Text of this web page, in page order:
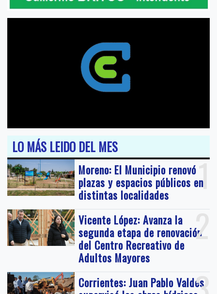
LO MÁS LEIDO DEL MES
1
Moreno: El Municipio renovó
plazas y espacios públicos en
distintas localidades
2
Vicente López: Avanza la
segunda etapa de renovación
del Centro Recreativo de
Adultos Mayores
Corrientes: Juan Pablo Valdés